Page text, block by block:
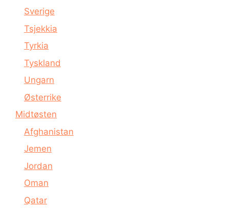
Sverige
Tsjekkia
Tyrkia
Tyskland
Ungarn
Østerrike
Midtøsten
Afghanistan
Jemen
Jordan
Oman
Qatar